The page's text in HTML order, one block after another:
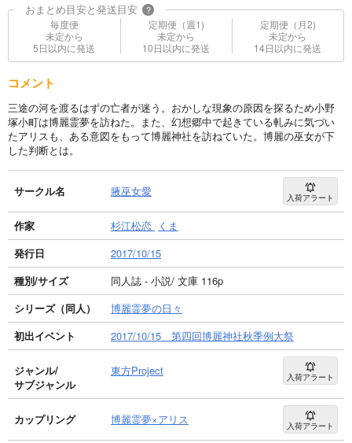
おまとめ目安と発送目安 ?
毎度便
未定から
5日以内に発送
定期便（週1)
未定から
10日以内に発送
定期便（月2)
未定から
14日以内に発送
コメント
三途の河を渡るはずの亡者が迷う。おかしな現象の原因を探るため小野
塚小町は博麗霊夢を訪ねた。また、幻想郷中で起きている軋みに気づい
たアリスも、ある意図をもって博麗神社を訪ねていた。博麗の巫女が下
した判断とは。
サークル名 腋巫女愛 入荷アラート
作家 杉江松恋 くま
発行日
2017/10/15
種別/サイズ
同人誌 - 小説/ 文庫 116p
シリーズ（同人）
博麗霊夢の日々
初出イベント
2017/10/15 第四回博麗神社秋季例大祭
ジャンル/
サブジャンル
東方Project 入荷アラート
カップリング 博麗霊夢×アリス 入荷アラート